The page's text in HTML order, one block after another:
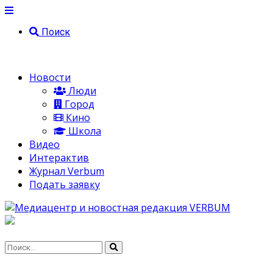
Поиск
Новости
Люди
Город
Кино
Школа
Видео
Интерактив
Журнал Verbum
Подать заявку